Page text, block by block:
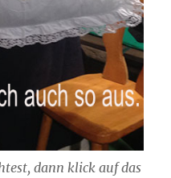
dann klick auf das